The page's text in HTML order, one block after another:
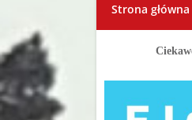
Strona główna